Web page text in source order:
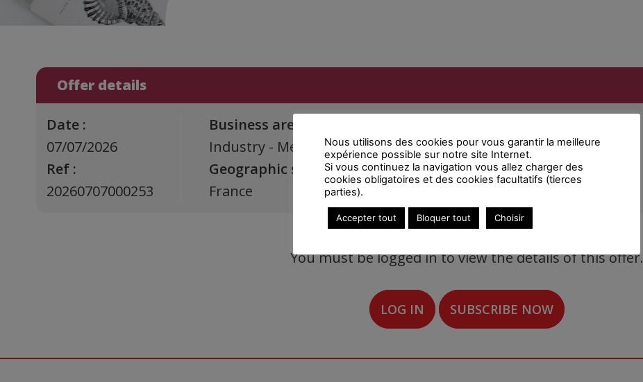
Offer details
Date :
07/07/2026
Ref :
20260707000253
Business areas :
Industry - Mechanics - Tools
Geographic sector(s) :
France
Industrial
You must be logged in to view the details of this offer.
LOG IN SUBSCRIBE NOW
Nous utilisons des cookies pour vous garantir la meilleure
expérience possible sur notre site Internet.
Si vous continuez la navigation vous allez charger des
cookies obligatoires et des cookies facultatifs (tierces
parties).
Accepter tout Bloquer tout Choisir